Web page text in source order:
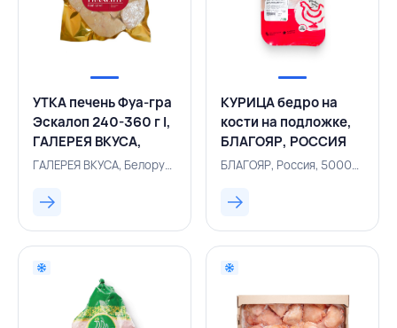
УТКА печень Фуа-гра
Эскалоп 240-360 г I,
ГАЛЕРЕЯ ВКУСА,
БЕЛАРУСЬ
ГАЛЕРЕЯ ВКУСА, Белоруссия, 116000223
КУРИЦА бедро на
кости на подложке,
БЛАГОЯР, РОССИЯ
БЛАГОЯР, Россия, 500000881